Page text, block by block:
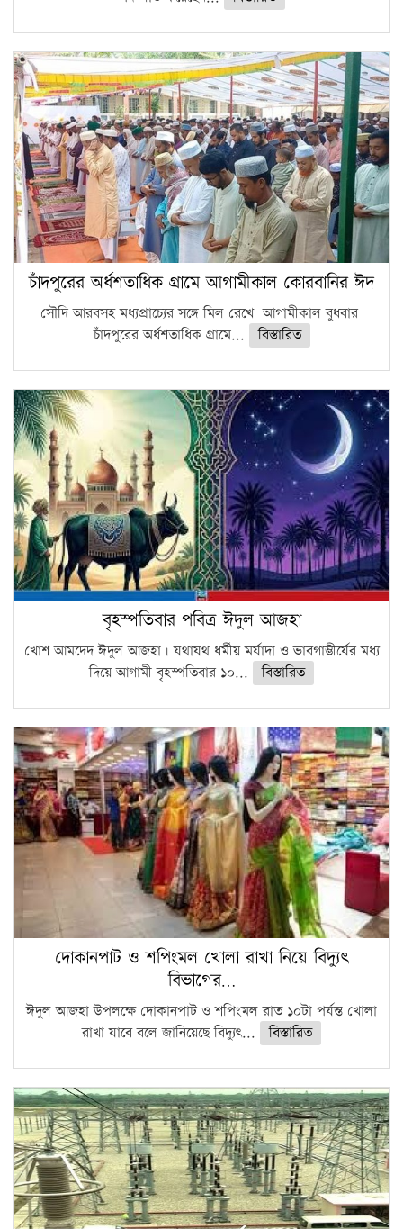
চাঁদপুরের অর্ধশতাধিক গ্রামে আগামীকাল কোরবানির ঈদ
সৌদি আরবসহ মধ্যপ্রাচ্যের সঙ্গে মিল রেখে আগামীকাল বুধবার
চাঁদপুরের অর্ধশতাধিক গ্রামে...
বিস্তারিত
বৃহস্পতিবার পবিত্র ঈদুল আজহা
খোশ আমদেদ ঈদুল আজহা। যথাযথ ধর্মীয় মর্যাদা ও ভাবগাম্ভীর্যের মধ্য
দিয়ে আগামী বৃহস্পতিবার ১০...
বিস্তারিত
দোকানপাট ও শপিংমল খোলা রাখা নিয়ে বিদ্যুৎ
বিভাগের…
ঈদুল আজহা উপলক্ষে দোকানপাট ও শপিংমল রাত ১০টা পর্যন্ত খোলা
রাখা যাবে বলে জানিয়েছে বিদ্যুৎ...
বিস্তারিত